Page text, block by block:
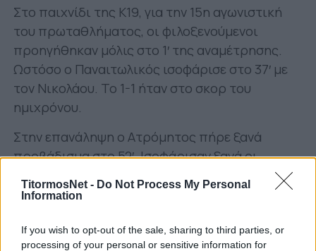
TitormosNet - Do Not Process My Personal
Information
If you wish to opt-out of the sale, sharing to third parties, or
processing of your personal or sensitive information for
Στο παιχνίδι της Κ19, για την 15η αγωνιστική
του πρωταθλήματος, οι φιλοξενούμενοι
προηγήθηκαν μόλις στο 1′ της αναμέτρησης.
Ωστόσο ο Παναιτωλικός ισοφάρισε στο 37′ με
τον Νικολάου. Το 1-1 ήταν στο σκορ του
ημιχρόνου.
Στην επανάληψη ο Ατρόμητος πήρε ξανά
προβάδισμα στο 52′. Ισοφάρισαν ξανά οι
Αγρινιώτες στο τελικό 2-2, στο 75′, ξανά με τον
Νικολάου.
Αγωνίστηκαν οι:Ραγιάς, Λαζαρίδης, Ζαβέρδας,
Σοφιανόπουλος (60’ Αυγέρης), Βασίλας,